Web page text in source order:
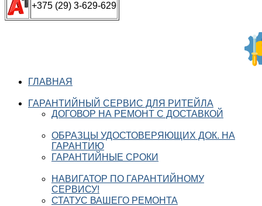
+375 (29) 3-629-629
ГЛАВНАЯ
ГАРАНТИЙНЫЙ СЕРВИС ДЛЯ РИТЕЙЛА
ДОГОВОР НА РЕМОНТ С ДОСТАВКОЙ
ОБРАЗЦЫ УДОСТОВЕРЯЮЩИХ ДОК. НА
ГАРАНТИЮ
ГАРАНТИЙНЫЕ СРОКИ
НАВИГАТОР ПО ГАРАНТИЙНОМУ
СЕРВИСУ!
СТАТУС ВАШЕГО РЕМОНТА